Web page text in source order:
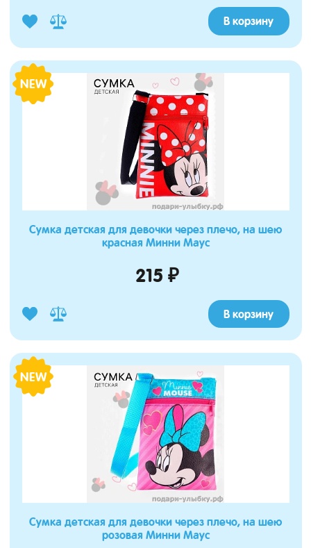
В корзину
NEW
Сумка детская для девочки через плечо, на шею
красная Минни Маус
215 ₽
В корзину
NEW
Сумка детская для девочки через плечо, на шею
розовая Минни Маус